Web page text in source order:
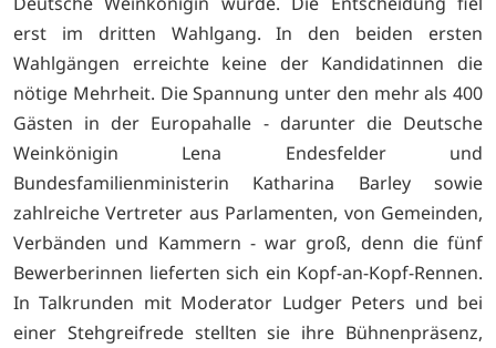
erst im dritten Wahlgang. In den beiden ersten
Wahlgängen erreichte keine der Kandidatinnen die
nötige Mehrheit. Die Spannung unter den mehr als 400
Gästen in der Europahalle - darunter die Deutsche
Weinkönigin Lena Endesfelder und
Bundesfamilienministerin Katharina Barley sowie
zahlreiche Vertreter aus Parlamenten, von Gemeinden,
Verbänden und Kammern - war groß, denn die fünf
Bewerberinnen lieferten sich ein Kopf-an-Kopf-Rennen.
In Talkrunden mit Moderator Ludger Peters und bei
einer Stehgreifrede stellten sie ihre Bühnenpräsenz,